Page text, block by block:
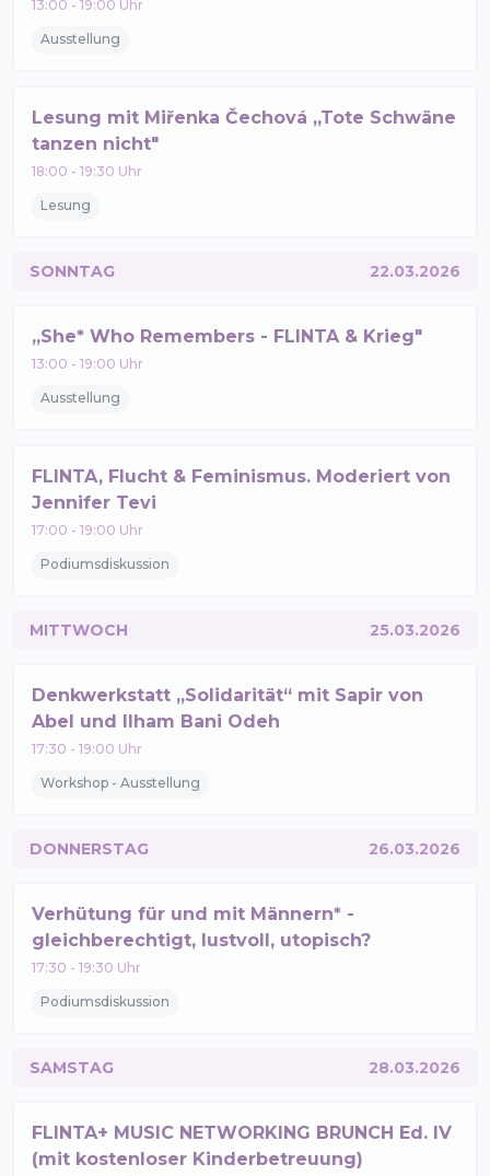
13:00 -19:00 Uhr
Ausstellung
Lesung mit Miřenka Čechová „Tote Schwäne
tanzen nicht"
18:00 -19:30 Uhr
Lesung
SONNTAG 22.03.2026
„She* Who Remembers - FLINTA & Krieg"
13:00 -19:00 Uhr
Ausstellung
FLINTA, Flucht & Feminismus. Moderiert von
Jennifer Tevi
17:00 -19:00 Uhr
Podiumsdiskussion
MITTWOCH 25.03.2026
Denkwerkstatt „Solidarität“ mit Sapir von
Abel und Ilham Bani Odeh
17:30 -19:00 Uhr
Workshop - Ausstellung
DONNERSTAG 26.03.2026
Verhütung für und mit Männern* -
gleichberechtigt, lustvoll, utopisch?
17:30 -19:30 Uhr
Podiumsdiskussion
SAMSTAG 28.03.2026
FLINTA+ MUSIC NETWORKING BRUNCH Ed. IV
(mit kostenloser Kinderbetreuung)